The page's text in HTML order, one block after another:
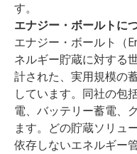
す。
エナジー・ボールトに
エナジー・ボールト（
ネルギー貯蔵に対する
計された、実用規模の
しています。同社の包
電、バッテリー蓄電、
ます。どの貯蔵ソリュ
依存しないエネルギー